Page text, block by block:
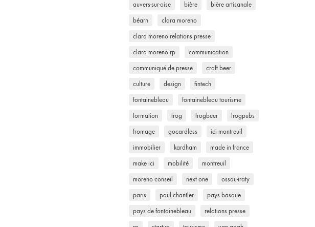
auvers-sur-oise bière bière artisanale
béarn clara moreno
clara moreno relations presse
clara moreno rp communication
communiqué de presse craft beer
culture design fintech
fontainebleau fontainebleau tourisme
formation frog frogbeer frogpubs
fromage gocardless ici montreuil
immobilier kardham made in france
make ici mobilité montreuil
moreno conseil next one ossau-iraty
paris paul chantler pays basque
pays de fontainebleau relations presse